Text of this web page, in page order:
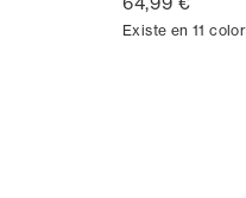
Existe en 11